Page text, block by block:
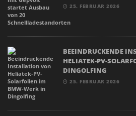
25. FEBRUAR 2026
BEEINDRUCKENDE
HELIATEK-PV-
DINGOLFING
25. FEBRUAR 2026